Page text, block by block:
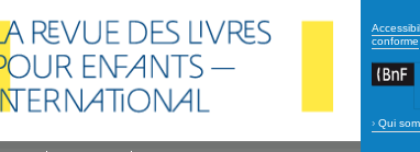
conforme
› Qui